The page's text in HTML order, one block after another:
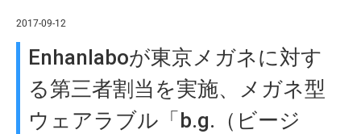
2017-09-12
Enhanlaboが東京メガネに対す
る第三者割当を実施、メガネ型
ウェアラブル「b.g.（ビージ